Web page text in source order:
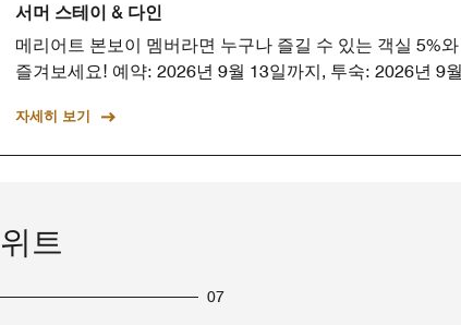
서머 스테이 & 다인
메리어트 본보이 멤버라면 누구나 즐길 수 있는 객실 5%
즐겨보세요! 예약: 2026년 9월 13일까지, 투숙: 2026년 9
자세히 보기
트
07